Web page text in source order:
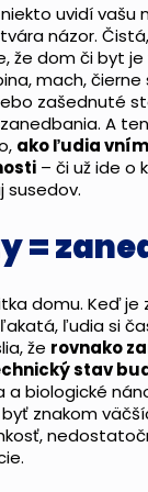
uvidí vašu
názor.
že dom či byt
mach,
zašednuté
A
ako ľudia
– či už ide o
susedov.
=
domu. Keď je
ľudia si
že rovnako
stav
a biologické
znakom